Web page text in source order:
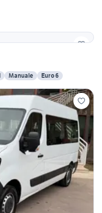
Manuale Euro 6